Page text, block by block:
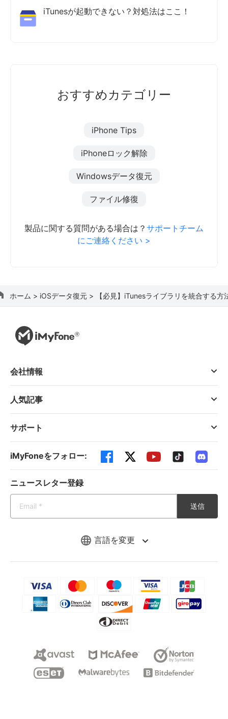
iTunesが起動できない？対処法はここ！
おすすめカテゴリー
iPhone Tips
iPhoneロック解除
Windowsデータ復元
ファイル修復
製品に関する質問がある場合は？ サポートチーム
にご連絡ください >
ホーム > iOSデータ復元 > 【必見】iTunesライブラリを統合する方
言語を変更
会社情報
人気記事
サポート
iMyFoneをフォロー:
ニュースレター登録
送信